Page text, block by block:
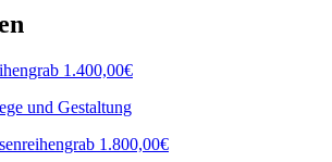
1.400,00€
und Gestaltung
1.800,00€